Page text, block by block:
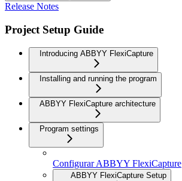
Release Notes
Project Setup Guide
Introducing ABBYY FlexiCapture
Installing and running the program
ABBYY FlexiCapture architecture
Program settings
Configurar ABBYY FlexiCapture
ABBYY FlexiCapture Setup